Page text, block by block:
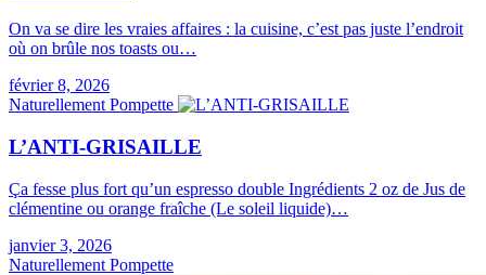
On va se dire les vraies affaires : la cuisine, c’est pas juste l’endroit
où on brûle nos toasts ou…
février 8, 2026
Naturellement Pompette
L’ANTI-GRISAILLE
Ça fesse plus fort qu’un espresso double Ingrédients 2 oz de Jus de
clémentine ou orange fraîche (Le soleil liquide)…
janvier 3, 2026
Naturellement Pompette